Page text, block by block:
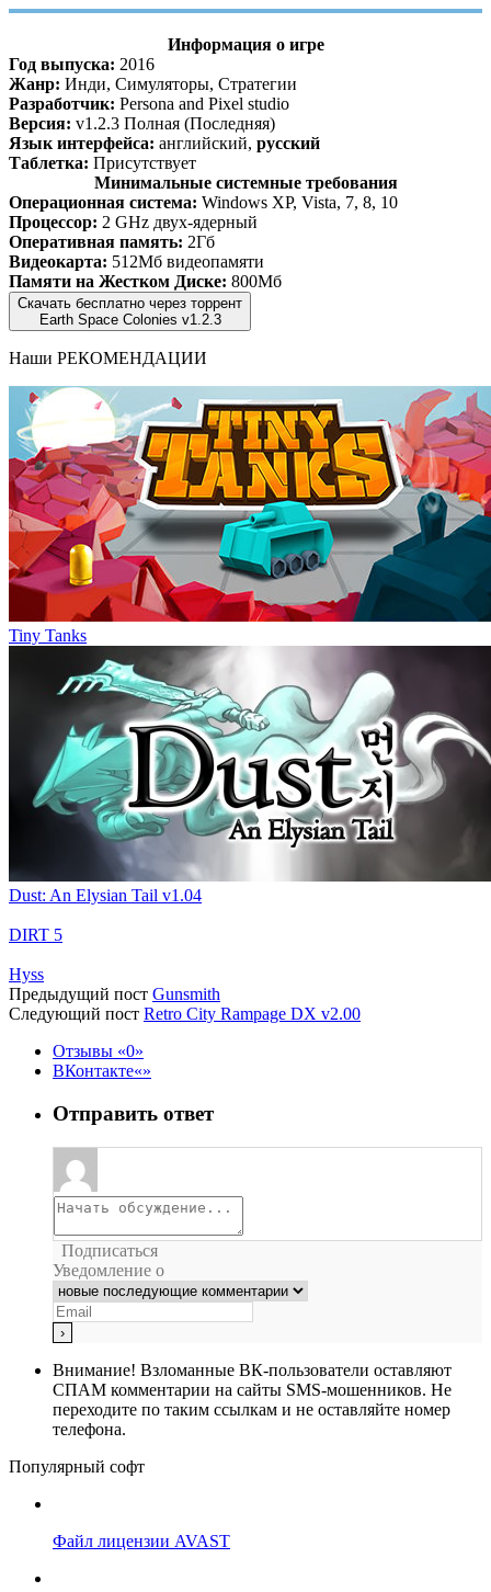
Информация о игре
Год выпуска: 2016
Жанр: Инди, Симуляторы, Стратегии
Разработчик: Persona and Pixel studio
Версия: v1.2.3 Полная (Последняя)
Язык интерфейса: английский, русский
Таблетка: Присутствует
Минимальные системные требования
Операционная система: Windows XP, Vista, 7, 8, 10
Процессор: 2 GHz двух-ядерный
Оперативная память: 2Гб
Видеокарта: 512Мб видеопамяти
Памяти на Жестком Диске: 800Мб
Скачать бесплатно через торрент
Earth Space Colonies v1.2.3
Наши РЕКОМЕНДАЦИИ
Tiny Tanks
Dust: An Elysian Tail v1.04
DIRT 5
Hyss
Предыдущий пост Gunsmith
Следующий пост Retro City Rampage DX v2.00
Отзывы
0
ВКонтакте
Отправить ответ
Подписаться
Уведомление о
Внимание! Взломанные ВК-пользователи оставляют
СПАМ комментарии на сайты SMS-мошенников. Не
переходите по таким ссылкам и не оставляйте номер
телефона.
Популярный софт
Файл лицензии AVAST